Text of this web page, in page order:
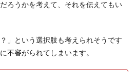
ろうかを考えて、それを伝えてもい
」という選択肢も考えられそうです
不審がられてしまいます。